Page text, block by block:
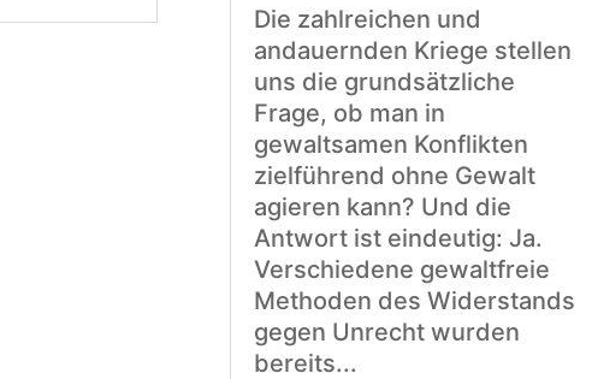
Die zahlreichen und
andauernden Kriege stellen
uns die grundsätzliche
Frage, ob man in
gewaltsamen Konflikten
zielführend ohne Gewalt
agieren kann? Und die
Antwort ist eindeutig: Ja.
Verschiedene gewaltfreie
Methoden des Widerstands
gegen Unrecht wurden
bereits...